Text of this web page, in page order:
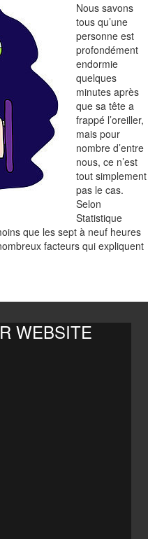
Nous savons
tous qu’une
personne est
profondément
endormie
quelques
minutes après
que sa tête a
frappé l’oreiller,
mais pour
nombre d’entre
nous, ce n’est
tout simplement
pas le cas.
Selon
Statistique
que les sept à neuf heures
facteurs qui expliquent
WEBSITE